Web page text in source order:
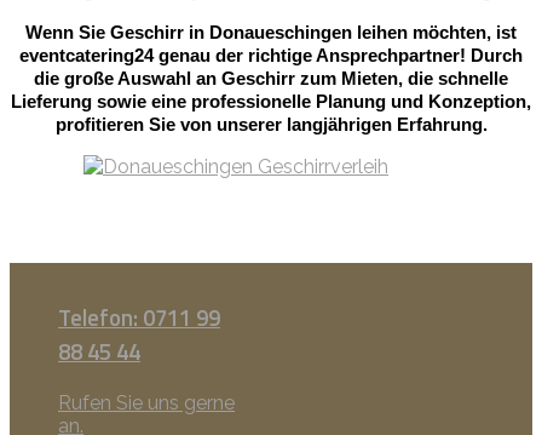
Wenn Sie Geschirr in Donaueschingen leihen möchten, ist
eventcatering24 genau der richtige Ansprechpartner! Durch
die große Auswahl an Geschirr zum Mieten, die schnelle
Lieferung sowie eine professionelle Planung und Konzeption,
profitieren Sie von unserer langjährigen Erfahrung.
Telefon: 0711 99
88 45 44
Rufen Sie uns gerne
an.